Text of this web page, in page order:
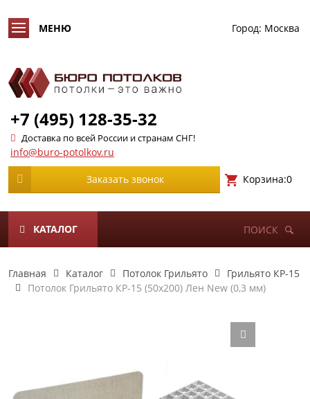
Город: Москва
+7 (495) 128-35-32
Доставка по всей России и странам СНГ!
info@buro-potolkov.ru
Заказать звонок Корзина:0
КАТАЛОГ ПОИСК
Главная Каталог Потолок Грильято
Грильято КР-15
Потолок Грильято КР-15 (50х200) Лен New (0,3 мм)